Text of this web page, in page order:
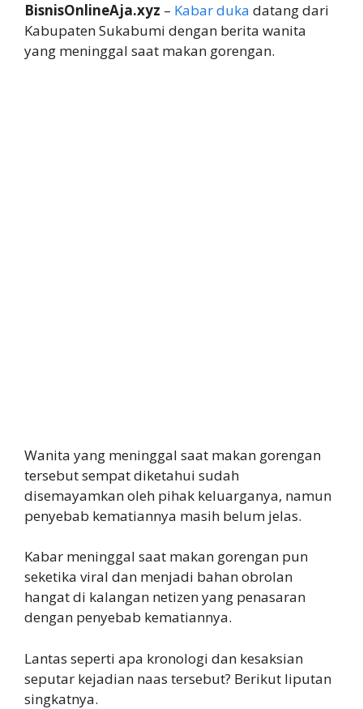
BisnisOnlineAja.xyz – Kabar duka datang dari
Kabupaten Sukabumi dengan berita wanita
yang meninggal saat makan gorengan.
Wanita yang meninggal saat makan gorengan
tersebut sempat diketahui sudah
disemayamkan oleh pihak keluarganya, namun
penyebab kematiannya masih belum jelas.
Kabar meninggal saat makan gorengan pun
seketika viral dan menjadi bahan obrolan
hangat di kalangan netizen yang penasaran
dengan penyebab kematiannya.
Lantas seperti apa kronologi dan kesaksian
seputar kejadian naas tersebut? Berikut liputan
singkatnya.